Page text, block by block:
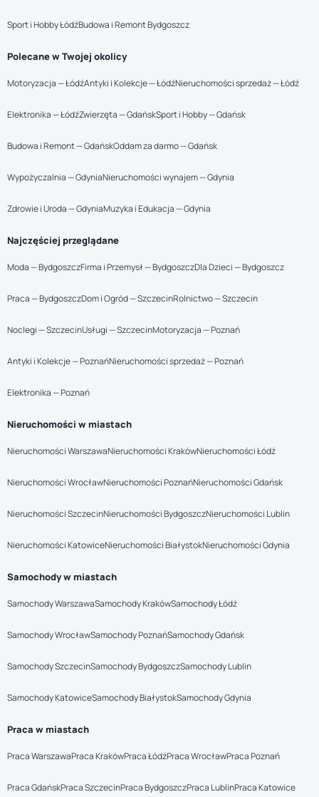
Sport i Hobby ŁódźBudowa i Remont Bydgoszcz
Polecane w Twojej okolicy
Motoryzacja — ŁódźAntyki i Kolekcje — ŁódźNieruchomości sprzedaż — Łódź
Elektronika — ŁódźZwierzęta — GdańskSport i Hobby — Gdańsk
Budowa i Remont — GdańskOddam za darmo — Gdańsk
Wypożyczalnia — GdyniaNieruchomości wynajem — Gdynia
Zdrowie i Uroda — GdyniaMuzyka i Edukacja — Gdynia
Najczęściej przeglądane
Moda — BydgoszczFirma i Przemysł — BydgoszczDla Dzieci — Bydgoszcz
Praca — BydgoszczDom i Ogród — SzczecinRolnictwo — Szczecin
Noclegi — SzczecinUsługi — SzczecinMotoryzacja — Poznań
Antyki i Kolekcje — PoznańNieruchomości sprzedaż — Poznań
Elektronika — Poznań
Nieruchomości w miastach
Nieruchomości WarszawaNieruchomości KrakówNieruchomości Łódź
Nieruchomości WrocławNieruchomości PoznańNieruchomości Gdańsk
Nieruchomości SzczecinNieruchomości BydgoszczNieruchomości Lublin
Nieruchomości KatowiceNieruchomości BiałystokNieruchomości Gdynia
Samochody w miastach
Samochody WarszawaSamochody KrakówSamochody Łódź
Samochody WrocławSamochody PoznańSamochody Gdańsk
Samochody SzczecinSamochody BydgoszczSamochody Lublin
Samochody KatowiceSamochody BiałystokSamochody Gdynia
Praca w miastach
Praca WarszawaPraca KrakówPraca ŁódźPraca WrocławPraca Poznań
Praca GdańskPraca SzczecinPraca BydgoszczPraca LublinPraca Katowice